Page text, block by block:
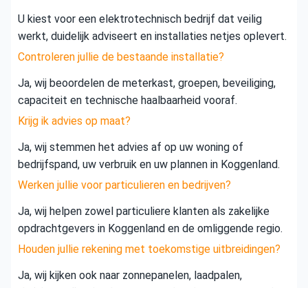
U kiest voor een elektrotechnisch bedrijf dat veilig
werkt, duidelijk adviseert en installaties netjes oplevert.
Controleren jullie de bestaande installatie?
Ja, wij beoordelen de meterkast, groepen, beveiliging,
capaciteit en technische haalbaarheid vooraf.
Krijg ik advies op maat?
Ja, wij stemmen het advies af op uw woning of
bedrijfspand, uw verbruik en uw plannen in Koggenland.
Werken jullie voor particulieren en bedrijven?
Ja, wij helpen zowel particuliere klanten als zakelijke
opdrachtgevers in Koggenland en de omliggende regio.
Houden jullie rekening met toekomstige uitbreidingen?
Ja, wij kijken ook naar zonnepanelen, laadpalen,